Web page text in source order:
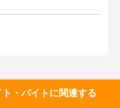
ト・バイトに関連する